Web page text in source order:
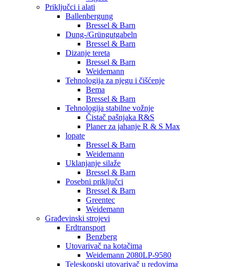
Priključci i alati
Ballenbergung
Bressel & Barn
Dung-/Grüngutgabeln
Bressel & Barn
Dizanje tereta
Bressel & Barn
Weidemann
Tehnologija za njegu i čišćenje
Bema
Bressel & Barn
Tehnologija stabilne vožnje
Čistač pašnjaka R&S
Planer za jahanje R & S Max
lopate
Bressel & Barn
Weidemann
Uklanjanje silaže
Bressel & Barn
Posebni priključci
Bressel & Barn
Greentec
Weidemann
Građevinski strojevi
Erdtransport
Benzberg
Utovarivač na kotačima
Weidemann 2080LP-9580
Teleskopski utovarivač u redovima